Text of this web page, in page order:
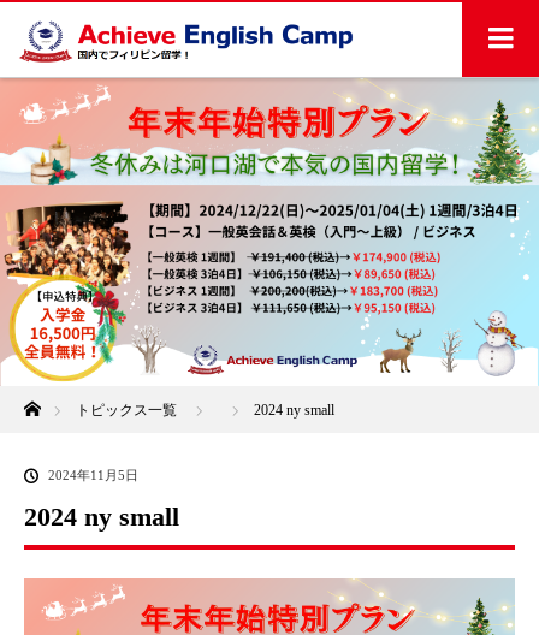
ホームトピックス一覧 2024 ny small
2024年11月5日
2024 ny small